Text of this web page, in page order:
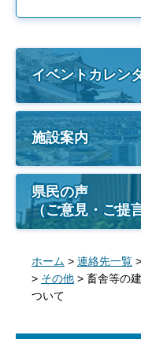
イベントカレン
施設案内
県民の声
（ご意見・ご提
ホーム > 連絡先一覧 >
> その他 > 畜舎等の
ついて